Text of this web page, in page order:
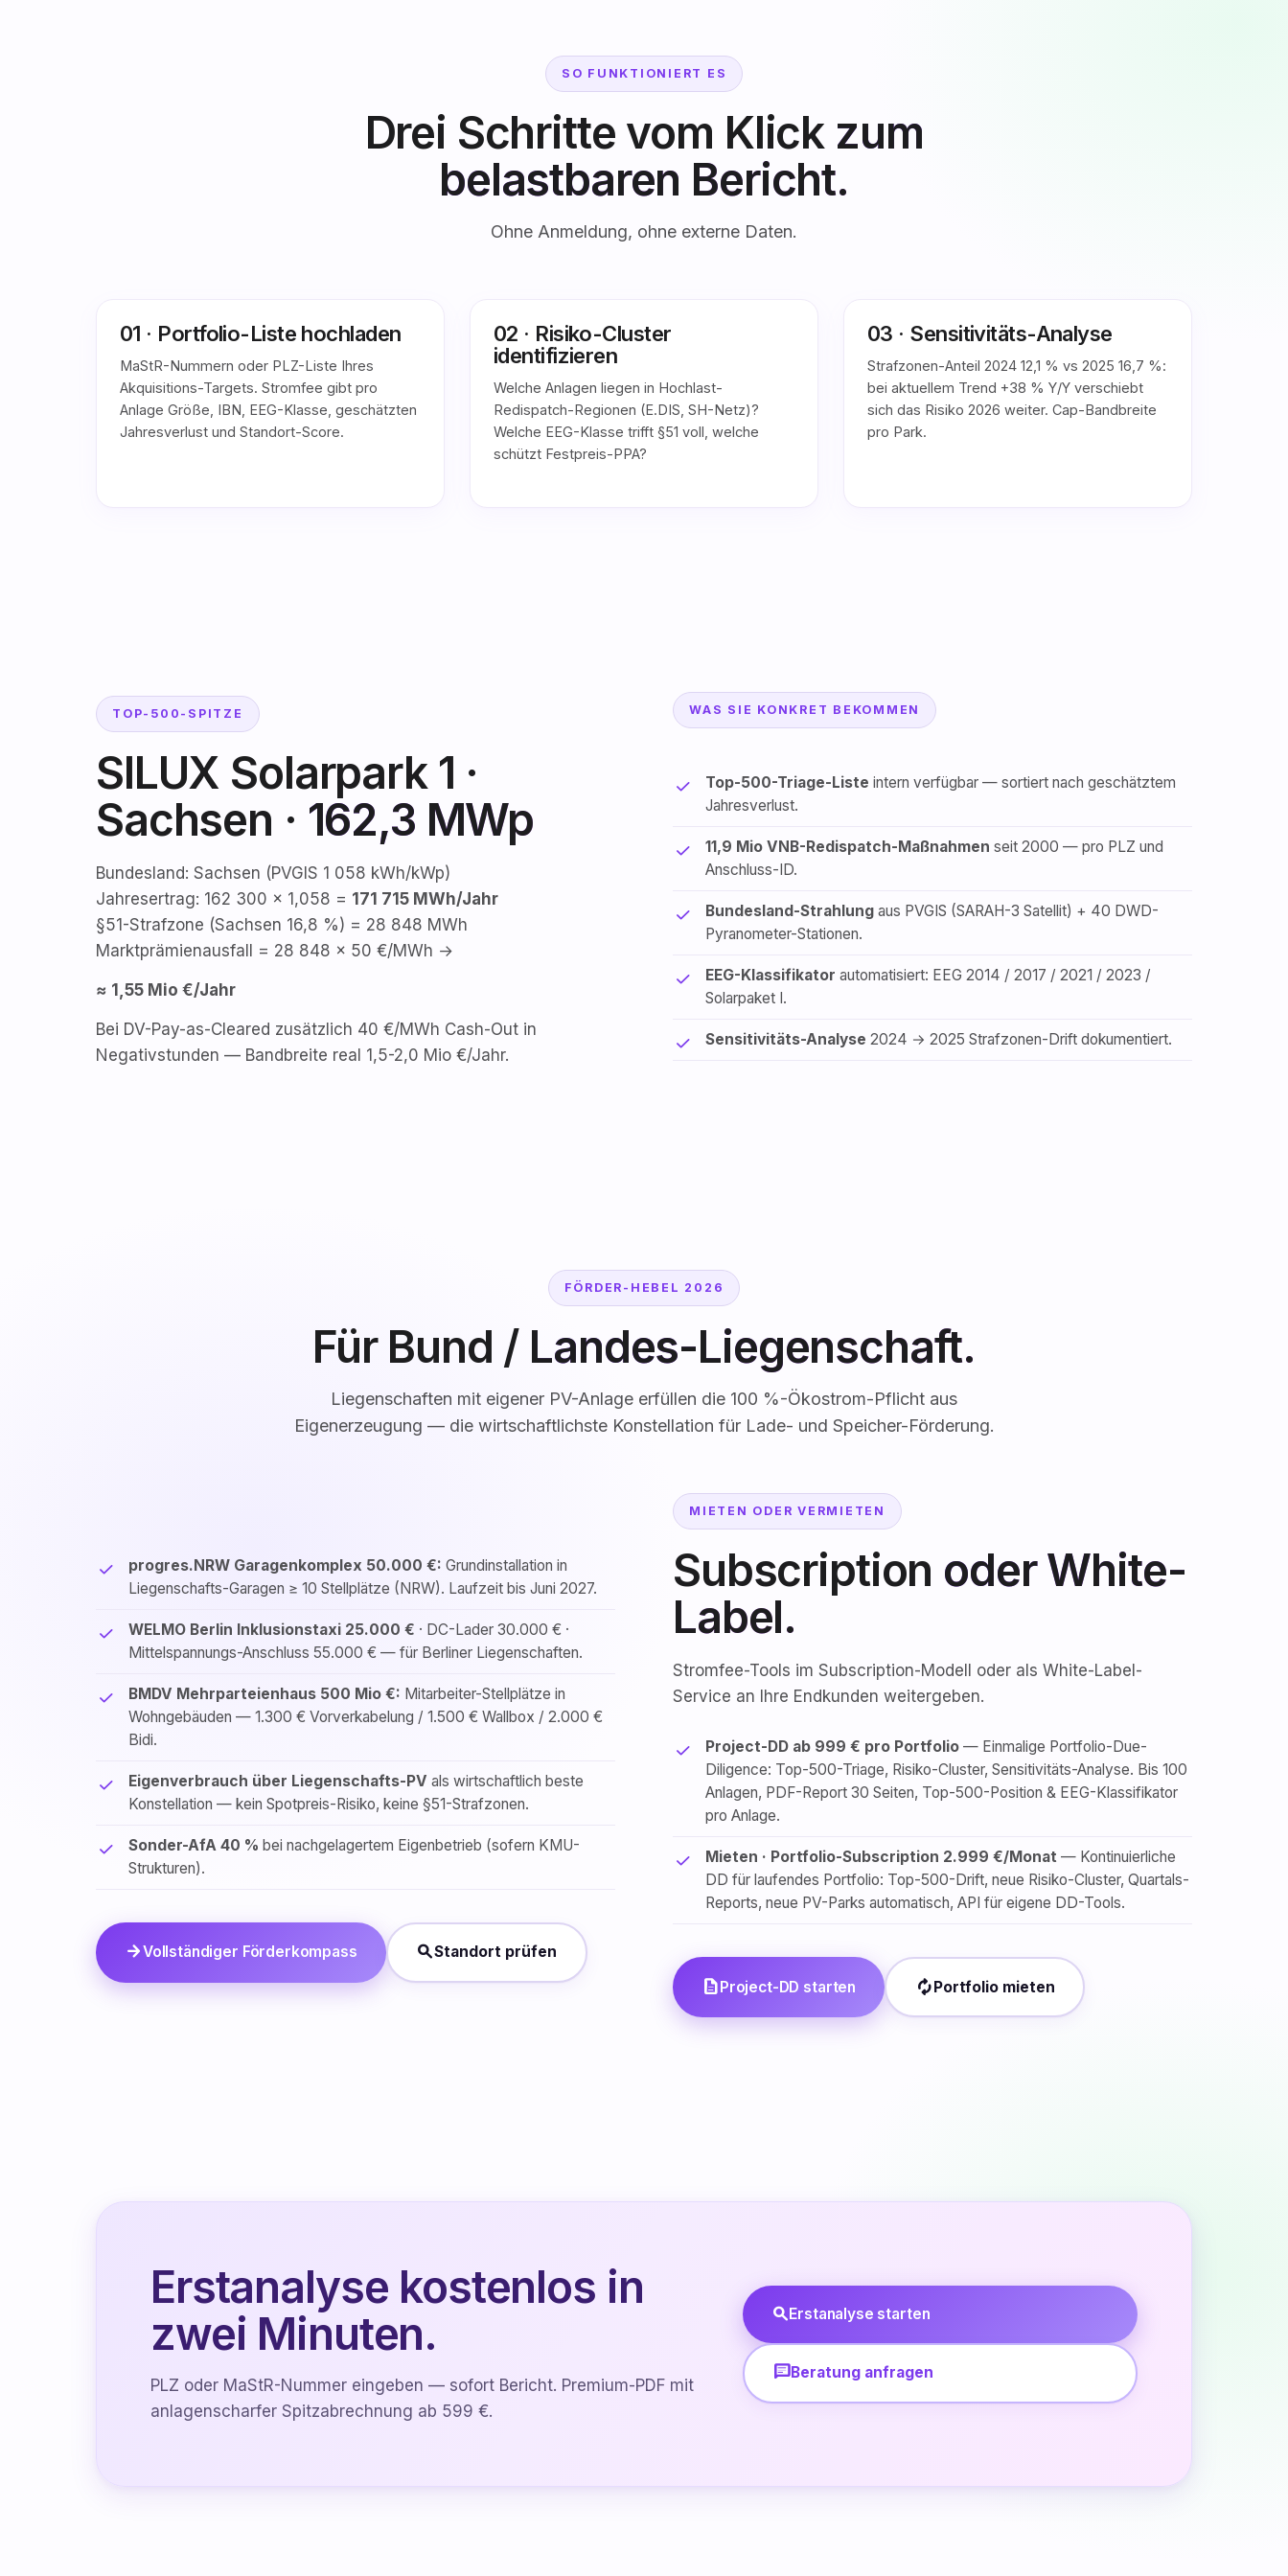
SO FUNKTIONIERT ES
Drei Schritte vom Klick zum
belastbaren Bericht.
Ohne Anmeldung, ohne externe Daten.
01 · Portfolio-Liste hochladen
MaStR-Nummern oder PLZ-Liste Ihres
Akquisitions-Targets. Stromfee gibt pro
Anlage Größe, IBN, EEG-Klasse, geschätzten
Jahresverlust und Standort-Score.
02 · Risiko-Cluster
identifizieren
Welche Anlagen liegen in Hochlast-
Redispatch-Regionen (E.DIS, SH-Netz)?
Welche EEG-Klasse trifft §51 voll, welche
schützt Festpreis-PPA?
03 · Sensitivitäts-Analyse
Strafzonen-Anteil 2024 12,1 % vs 2025 16,7 %:
bei aktuellem Trend +38 % Y/Y verschiebt
sich das Risiko 2026 weiter. Cap-Bandbreite
pro Park.
TOP-500-SPITZE
SILUX Solarpark 1 ·
Sachsen · 162,3 MWp
Bundesland: Sachsen (PVGIS 1 058 kWh/kWp)
Jahresertrag: 162 300 × 1,058 = 171 715 MWh/Jahr
§51-Strafzone (Sachsen 16,8 %) = 28 848 MWh
Marktprämienausfall = 28 848 × 50 €/MWh →
≈ 1,55 Mio €/Jahr
Bei DV-Pay-as-Cleared zusätzlich 40 €/MWh Cash-Out in
Negativstunden — Bandbreite real 1,5-2,0 Mio €/Jahr.
WAS SIE KONKRET BEKOMMEN
Top-500-Triage-Liste intern verfügbar — sortiert nach geschätztem
Jahresverlust.
11,9 Mio VNB-Redispatch-Maßnahmen seit 2000 — pro PLZ und
Anschluss-ID.
Bundesland-Strahlung aus PVGIS (SARAH-3 Satellit) + 40 DWD-
Pyranometer-Stationen.
EEG-Klassifikator automatisiert: EEG 2014 / 2017 / 2021 / 2023 /
Solarpaket I.
Sensitivitäts-Analyse 2024 → 2025 Strafzonen-Drift dokumentiert.
FÖRDER-HEBEL 2026
Für Bund / Landes-Liegenschaft.
Liegenschaften mit eigener PV-Anlage erfüllen die 100 %-Ökostrom-Pflicht aus
Eigenerzeugung — die wirtschaftlichste Konstellation für Lade- und Speicher-Förderung.
progres.NRW Garagenkomplex 50.000 €: Grundinstallation in
Liegenschafts-Garagen ≥ 10 Stellplätze (NRW). Laufzeit bis Juni 2027.
WELMO Berlin Inklusionstaxi 25.000 € · DC-Lader 30.000 € ·
Mittelspannungs-Anschluss 55.000 € — für Berliner Liegenschaften.
BMDV Mehrparteienhaus 500 Mio €: Mitarbeiter-Stellplätze in
Wohngebäuden — 1.300 € Vorverkabelung / 1.500 € Wallbox / 2.000 €
Bidi.
Eigenverbrauch über Liegenschafts-PV als wirtschaftlich beste
Konstellation — kein Spotpreis-Risiko, keine §51-Strafzonen.
Sonder-AfA 40 % bei nachgelagertem Eigenbetrieb (sofern KMU-
Strukturen).
arrow_forwardVollständiger Förderkompass searchStandort prüfen
MIETEN ODER VERMIETEN
Subscription oder White-
Label.
Stromfee-Tools im Subscription-Modell oder als White-Label-
Service an Ihre Endkunden weitergeben.
Project-DD ab 999 € pro Portfolio — Einmalige Portfolio-Due-
Diligence: Top-500-Triage, Risiko-Cluster, Sensitivitäts-Analyse. Bis 100
Anlagen, PDF-Report 30 Seiten, Top-500-Position & EEG-Klassifikator
pro Anlage.
Mieten · Portfolio-Subscription 2.999 €/Monat — Kontinuierliche
DD für laufendes Portfolio: Top-500-Drift, neue Risiko-Cluster, Quartals-
Reports, neue PV-Parks automatisch, API für eigene DD-Tools.
descriptionProject-DD starten autorenewPortfolio mieten
Erstanalyse kostenlos in
zwei Minuten.
PLZ oder MaStR-Nummer eingeben — sofort Bericht. Premium-PDF mit
anlagenscharfer Spitzabrechnung ab 599 €.
searchErstanalyse starten
chatBeratung anfragen